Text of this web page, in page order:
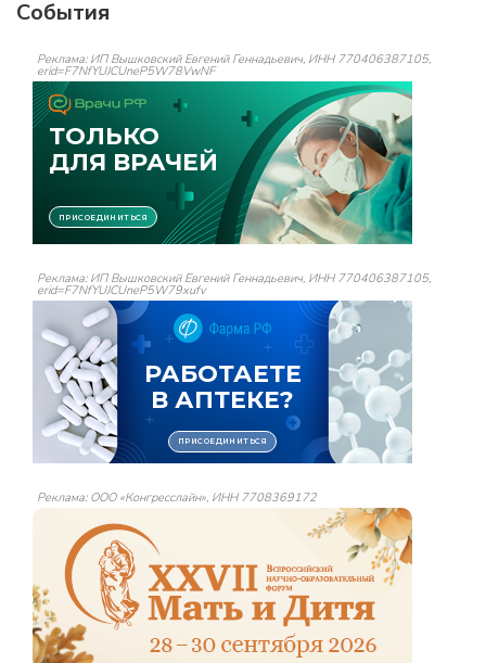
События
Реклама: ИП Вышковский Евгений Геннадьевич, ИНН 770406387105,
erid=F7NfYUJCUneP5W78VwNF
Реклама: ИП Вышковский Евгений Геннадьевич, ИНН 770406387105,
erid=F7NfYUJCUneP5W79xufv
Реклама: ООО «Конгресслайн», ИНН 7708369172